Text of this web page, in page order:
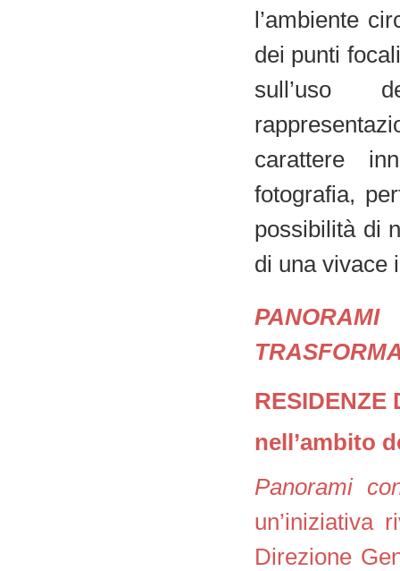
l’ambiente
dei punti
sull’uso
carattere
fotografia,
possibilità di
di una vivace
RESIDENZE
nell’ambito
Panorami
un’iniziativa
Direzione